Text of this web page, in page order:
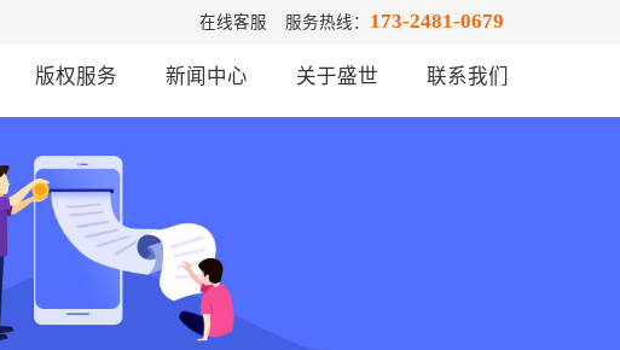
在线客服 服务热线： 173-2481-0679
版权服务 新闻中心 关于盛世 联系我们